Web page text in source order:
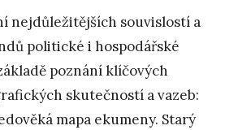
nejdůležitějších souvislostí a
politické i hospodářské
poznání klíčových
skutečností a vazeb:
mapa ekumeny. Starý